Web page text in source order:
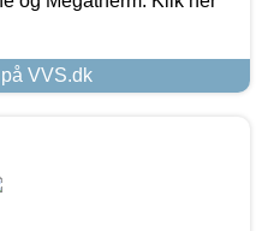
VVS.dk